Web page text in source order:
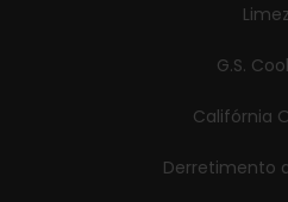
Limez
G.S.
Califórnia
Derretimento